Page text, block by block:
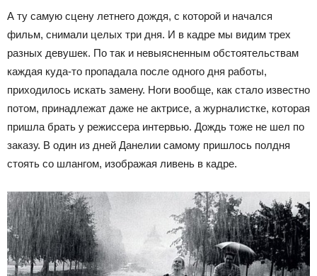
А ту самую сцену летнего дождя, с которой и начался
фильм, снимали целых три дня. И в кадре мы видим трех
разных девушек. По так и невыясненным обстоятельствам
каждая куда-то пропадала после одного дня работы,
приходилось искать замену. Ноги вообще, как стало известно
потом, принадлежат даже не актрисе, а журналистке, которая
пришла брать у режиссера интервью. Дождь тоже не шел по
заказу. В один из дней Данелии самому пришлось полдня
стоять со шлангом, изображая ливень в кадре.